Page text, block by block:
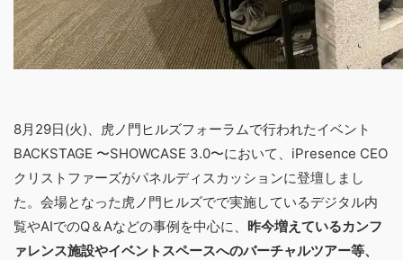
8月29日(火)、虎ノ門ヒルズフォーラムで行われたイベント
BACKSTAGE 〜SHOWCASE 3.0〜において、iPresence CEO
クリストファーズがパネルディスカッションに登壇しまし
た。会場となった虎ノ門ヒルズでで実施しているデジタル内
覧やAIでのQ＆Aなどの事例を中心に、 昨今増えているカンフ
ァレンス施設やイベントスペースへのバーチャルツアー等、